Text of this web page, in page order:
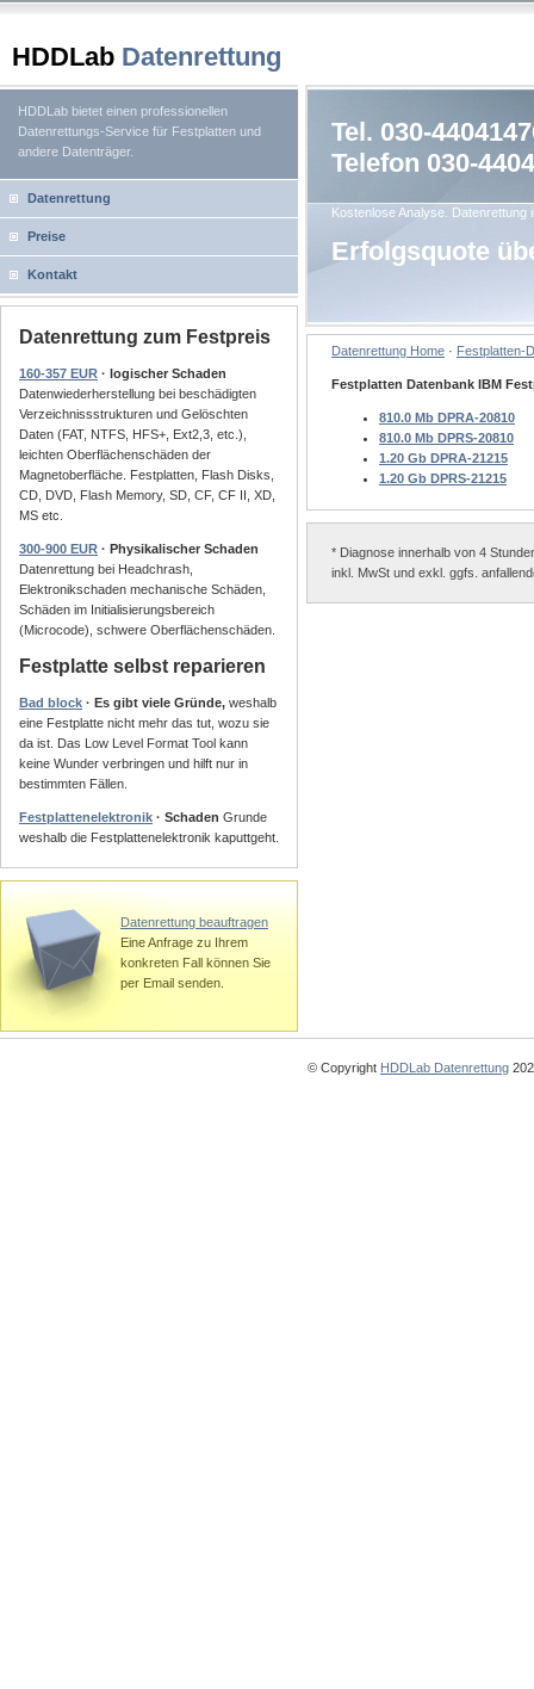
HDDLab Datenrettung
HDDLab bietet einen professionellen
Datenrettungs-Service für Festplatten und
andere Datenträger.
Tel. 030-
Telefon 030-
Kostenlose Analyse. Datenrettung
Erfolgsquote
Datenrettung
Preise
Kontakt
Datenrettung zum Festpreis
160-357 EUR · logischer Schaden
Datenwiederherstellung bei beschädigten
Verzeichnissstrukturen und Gelöschten
Daten (FAT, NTFS, HFS+, Ext2,3, etc.),
leichten Oberflächenschäden der
Magnetoberfläche. Festplatten, Flash Disks,
CD, DVD, Flash Memory, SD, CF, CF II, XD,
MS etc.
300-900 EUR · Physikalischer Schaden
Datenrettung bei Headchrash,
Elektronikschaden mechanische Schäden,
Schäden im Initialisierungsbereich
(Microcode), schwere Oberflächenschäden.
Festplatte selbst reparieren
Bad block · Es gibt viele Gründe, weshalb
eine Festplatte nicht mehr das tut, wozu sie
da ist. Das Low Level Format Tool kann
keine Wunder verbringen und hilft nur in
bestimmten Fällen.
Festplattenelektronik · Schaden Grunde
weshalb die Festplattenelektronik kaputtgeht.
Datenrettung beauftragen
Eine Anfrage zu Ihrem
konkreten Fall können Sie
per Email senden.
Datenrettung Home · Festplatten-
Festplatten Datenbank IBM
810.0 Mb DPRA-20810
810.0 Mb DPRS-20810
1.20 Gb DPRA-21215
1.20 Gb DPRS-21215
* Diagnose innerhalb von 4
inkl. MwSt und exkl. ggfs.
© Copyright HDDLab Datenrettung